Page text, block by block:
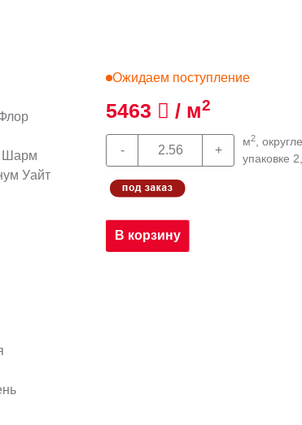
Шарм
Уайт
Ожидаем поступление
5463 / м2
м2,
упаковке
В корзину